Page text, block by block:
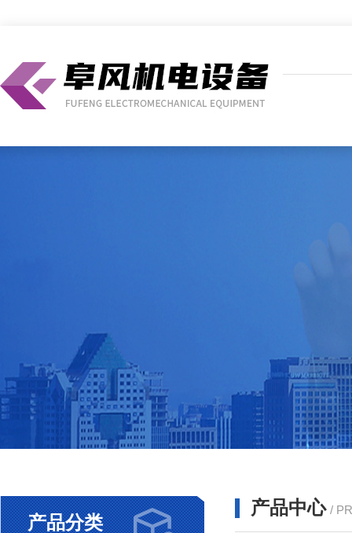
产品分类
产品中心 /